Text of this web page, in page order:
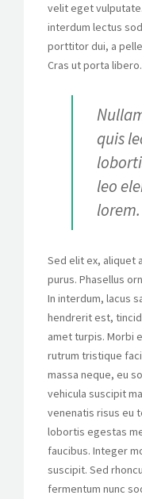
velit eget
interdum lectus
porttitor dui, a
Cras ut porta libero.
quis
leo
lorem.
Sed elit ex, aliquet
purus. Phasellus
In interdum, lacus
hendrerit est,
amet turpis. Morbi
rutrum tristique
massa neque, eu
vehicula suscipit
venenatis risus eu
lobortis egestas
faucibus. Integer
suscipit. Sed
fermentum nunc